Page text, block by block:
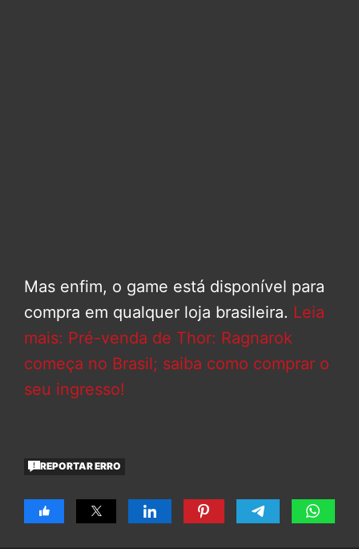
Mas enfim, o game está disponível para
compra em qualquer loja brasileira. Leia
mais: Pré-venda de Thor: Ragnarok
começa no Brasil; saiba como comprar o
seu ingresso!
REPORTAR ERRO